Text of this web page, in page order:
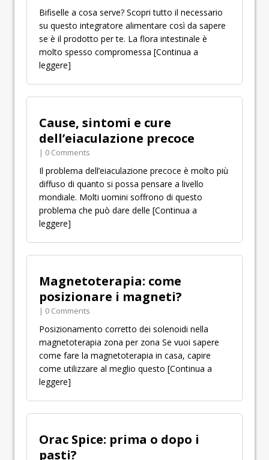
Bifiselle a cosa serve? Scopri tutto il necessario
su questo integratore alimentare così da sapere
se è il prodotto per te. La flora intestinale è
molto spesso compromessa [Continua a
leggere]
Cause, sintomi e cure
dell’eiaculazione precoce
| 0 Comments
Il problema dell’eiaculazione precoce è molto più
diffuso di quanto si possa pensare a livello
mondiale. Molti uomini soffrono di questo
problema che può dare delle [Continua a
leggere]
Magnetoterapia: come
posizionare i magneti?
| 0 Comments
Posizionamento corretto dei solenoidi nella
magnetoterapia zona per zona Se vuoi sapere
come fare la magnetoterapia in casa, capire
come utilizzare al meglio questo [Continua a
leggere]
Orac Spice: prima o dopo i
pasti?